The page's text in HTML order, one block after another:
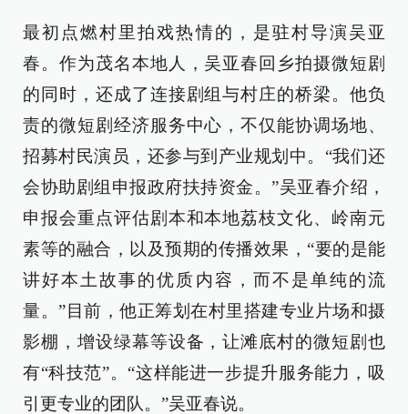
最初点燃村里拍戏热情的，是驻村导演吴亚
春。作为茂名本地人，吴亚春回乡拍摄微短剧
的同时，还成了连接剧组与村庄的桥梁。他负
责的微短剧经济服务中心，不仅能协调场地、
招募村民演员，还参与到产业规划中。“我们还
会协助剧组申报政府扶持资金。”吴亚春介绍，
申报会重点评估剧本和本地荔枝文化、岭南元
素等的融合，以及预期的传播效果，“要的是能
讲好本土故事的优质内容，而不是单纯的流
量。”目前，他正筹划在村里搭建专业片场和摄
影棚，增设绿幕等设备，让滩底村的微短剧也
有“科技范”。“这样能进一步提升服务能力，吸
引更专业的团队。”吴亚春说。